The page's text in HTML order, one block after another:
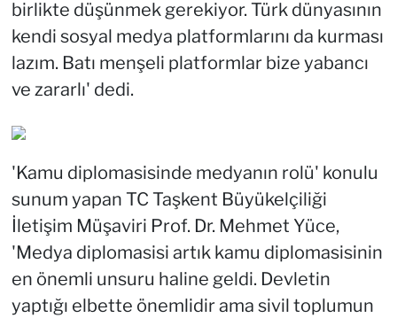
birlikte düşünmek gerekiyor. Türk dünyasının
kendi sosyal medya platformlarını da kurması
lazım. Batı menşeli platformlar bize yabancı
ve zararlı' dedi.
'Kamu diplomasisinde medyanın rolü' konulu
sunum yapan TC Taşkent Büyükelçiliği
İletişim Müşaviri Prof. Dr. Mehmet Yüce,
'Medya diplomasisi artık kamu diplomasisinin
en önemli unsuru haline geldi. Devletin
yaptığı elbette önemlidir ama sivil toplumun